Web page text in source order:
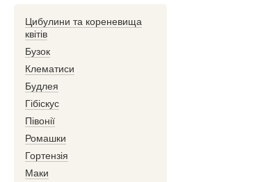
Цибулини та кореневища
квітів
Бузок
Клематиси
Будлея
Гібіскус
Півонії
Ромашки
Гортензія
Маки